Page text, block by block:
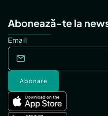
Abonează-te la
Email
Abonare